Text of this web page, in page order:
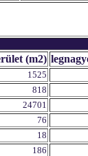
(m2)
1525
818
24701
76
18
186